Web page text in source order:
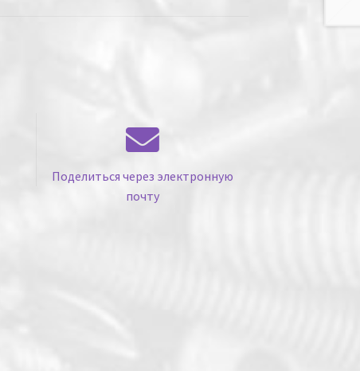
Поделиться через электронную
почту